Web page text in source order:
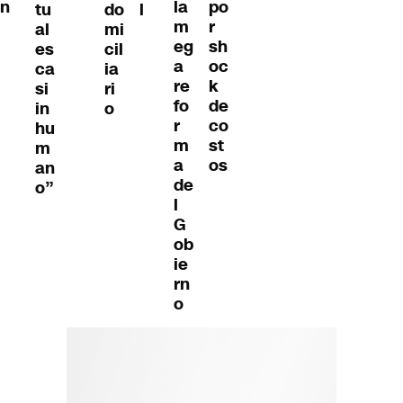
n
tu
al
es
ca
si
in
hu
m
an
o”
do
mi
cil
ia
ri
o
l
la
m
eg
a
re
fo
r
m
a
de
l
G
ob
ie
rn
o
po
r
sh
oc
k
de
co
st
os